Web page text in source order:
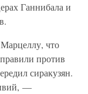
Ганнибала и
что
против
сиракузян.
—